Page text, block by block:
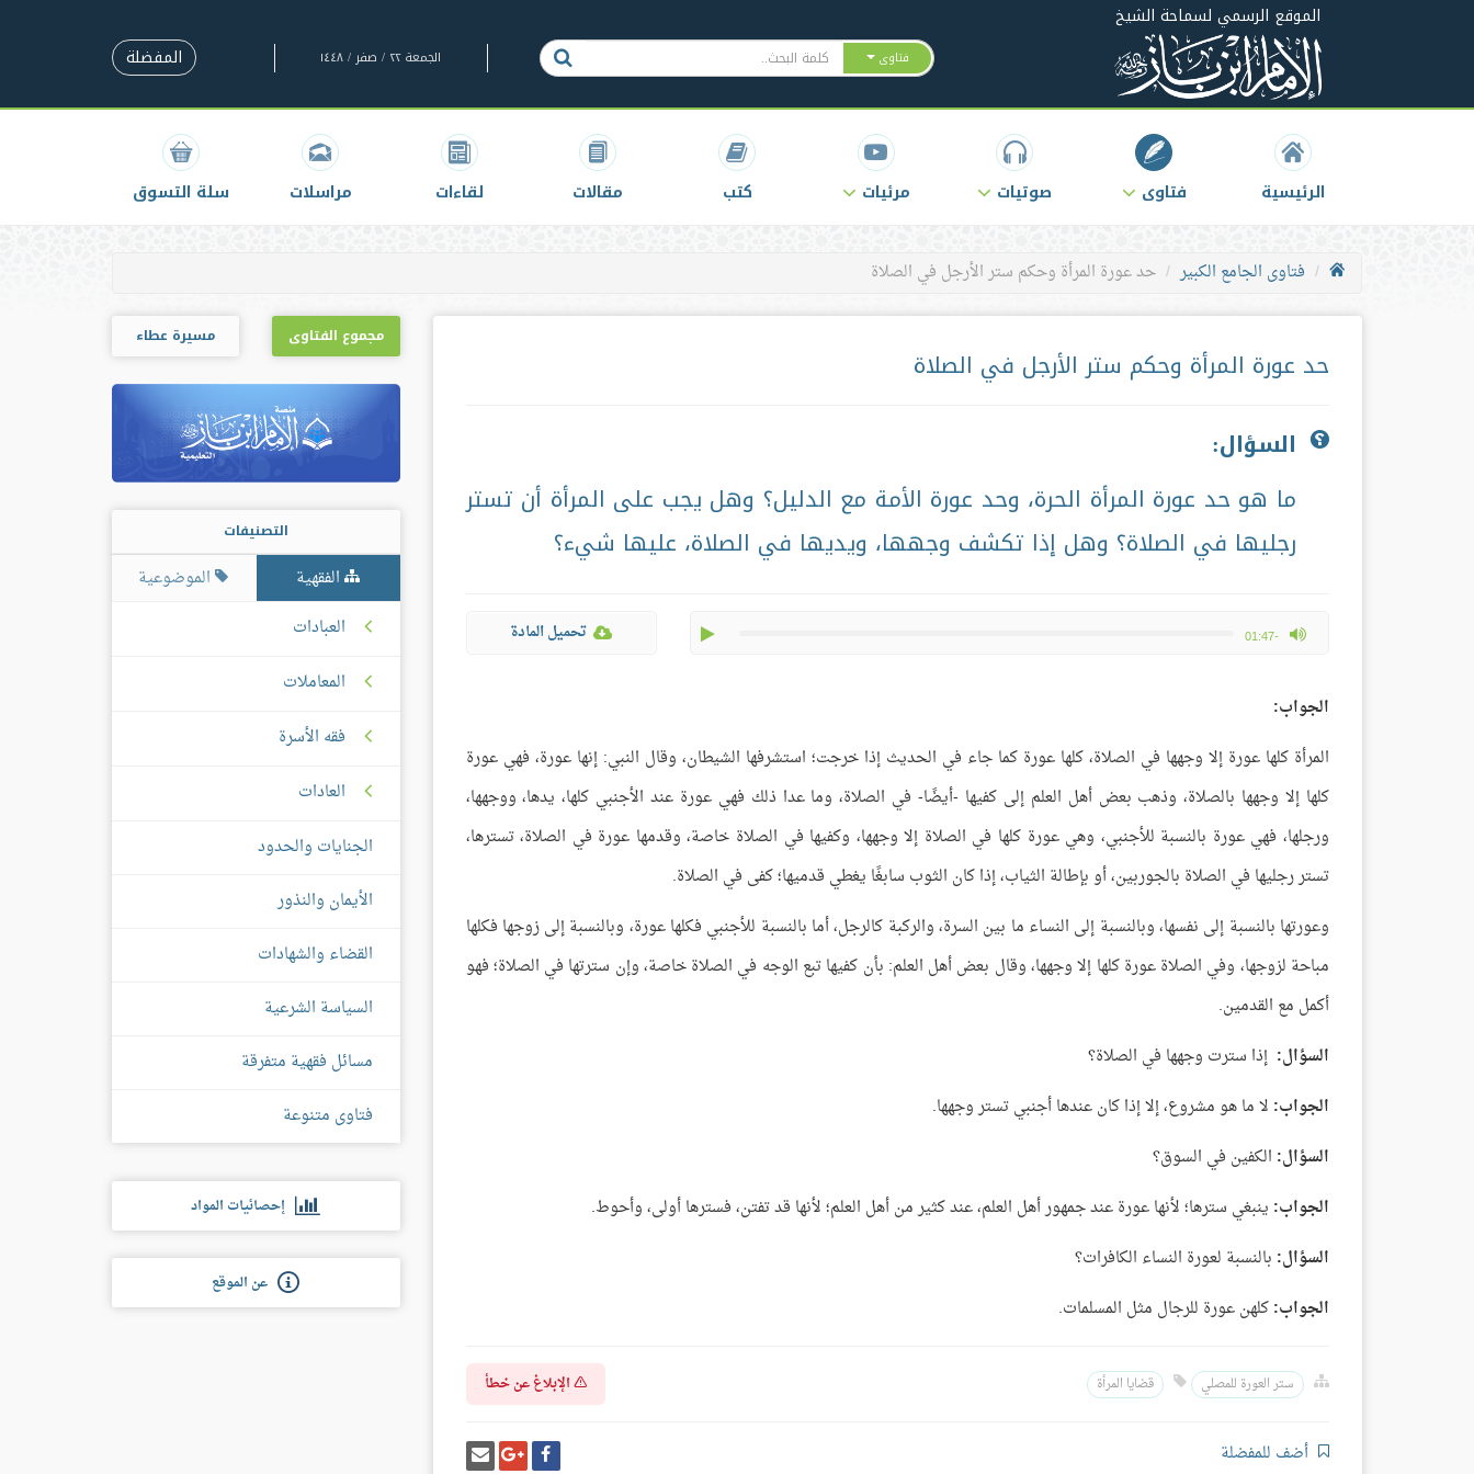
الموقع الرسمي لسماحة الشيخ
فتاوى الجمعة ٢٢ / صفر / ١٤٤٨ المفضلة
الرئيسية فتاوى صوتيات مرئيات كتب مقالات لقاءات مراسلات سلة التسوق
فتاوى الجامع الكبير حد عورة المرأة وحكم ستر الأرجل في الصلاة
حد عورة المرأة وحكم ستر الأرجل في الصلاة
السؤال:
ما هو حد عورة المرأة الحرة، وحد عورة الأمة مع الدليل؟ وهل يجب على المرأة أن تستر
رجليها في الصلاة؟ وهل إذا تكشف وجهها، ويديها في الصلاة، عليها شيء؟
-01:47
max volume تحميل المادة
الجواب:
المرأة كلها عورة إلا وجهها في الصلاة، كلها عورة كما جاء في الحديث إذا خرجت؛ استشرفها الشيطان، وقال النبي: إنها عورة، فهي عورة
كلها إلا وجهها بالصلاة، وذهب بعض أهل العلم إلى كفيها -أيضًا- في الصلاة، وما عدا ذلك فهي عورة عند الأجنبي كلها، يدها، ووجهها،
ورجلها، فهي عورة بالنسبة للأجنبي، وهي عورة كلها في الصلاة إلا وجهها، وكفيها في الصلاة خاصة، وقدمها عورة في الصلاة، تسترها،
تستر رجليها في الصلاة بالجوربين، أو بإطالة الثياب، إذا كان الثوب سابغًا يغطي قدميها؛ كفى في الصلاة.
وعورتها بالنسبة إلى نفسها، وبالنسبة إلى النساء ما بين السرة، والركبة كالرجل، أما بالنسبة للأجنبي فكلها عورة، وبالنسبة إلى زوجها فكلها
مباحة لزوجها، وفي الصلاة عورة كلها إلا وجهها، وقال بعض أهل العلم: بأن كفيها تبع الوجه في الصلاة خاصة، وإن سترتها في الصلاة؛ فهو
أكمل مع القدمين.
السؤال: إذا سترت وجهها في الصلاة؟
الجواب: لا ما هو مشروع، إلا إذا كان عندها أجنبي تستر وجهها.
السؤال: الكفين في السوق؟
الجواب: ينبغي سترها؛ لأنها عورة عند جمهور أهل العلم، عند كثير من أهل العلم؛ لأنها قد تفتن، فسترها أولى، وأحوط.
السؤال: بالنسبة لعورة النساء الكافرات؟
الجواب:كلهن عورة للرجال مثل المسلمات.
ستر العورة للمصلي قضايا المرأة الإبلاغ عن خطأ
أضف للمفضلة شارك
على
شارك
على
إرسل
إيميل
مجموع الفتاوى مسيرة عطاء
التصنيفات
الفقهية
الموضوعية
العبادات
المعاملات
فقه الأسرة
العادات
الجنايات والحدود
الأيمان والنذور
القضاء والشهادات
السياسة الشرعية
مسائل فقهية متفرقة
فتاوى متنوعة
إحصائيات المواد
عن الموقع